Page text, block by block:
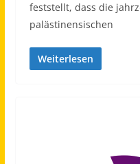
feststellt, dass die
palästinensischen
Weiterlesen